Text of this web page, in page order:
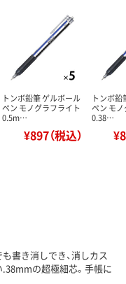
トンボ鉛筆 ゲルボール
ペン モノグラフライト
0.5m…
¥897（税込）
トンボ鉛
ペン モ
0.38…
書き消しでき、消しカス
の超極細芯。手帳に